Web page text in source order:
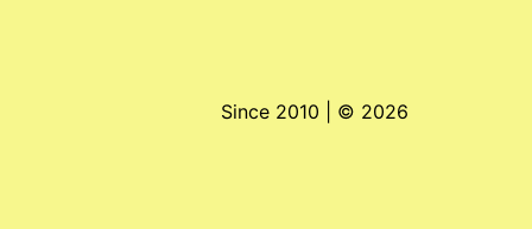
Since 2010 | © 2026